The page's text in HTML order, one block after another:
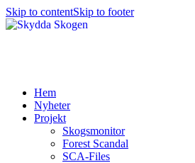
Skip to contentSkip to footer
Hem
Nyheter
Projekt
Skogsmonitor
Forest Scandal
SCA-Files